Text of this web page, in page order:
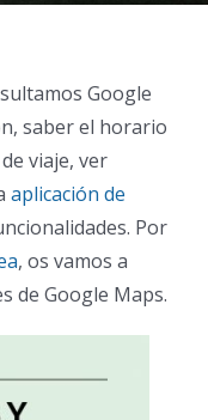
Google
saber el horario
viaje, ver
aplicación de
Por
, os vamos a
de Google Maps.